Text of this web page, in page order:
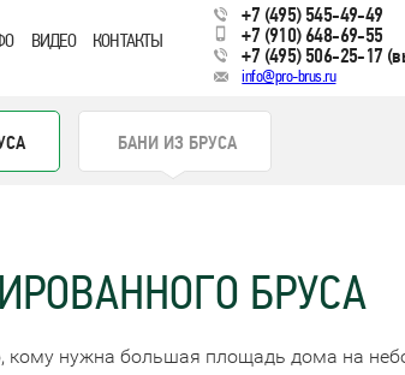
ВИДЕО КОНТАКТЫ
+7 (495) 545-49-49
+7 (910) 648-69-55
+7 (495) 506-25-17
info@pro-brus.ru
БАНИ ИЗ БРУСА
БРУСА
кому нужна большая площадь дома на